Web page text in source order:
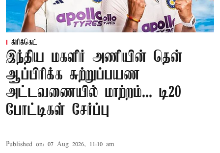
கிரிக்கெட்
இந்திய மகளிர் அணியின் தென்
ஆப்பிரிக்க சுற்றுப்பயண
அட்டவணையில் மாற்றம்... டி20
போட்டிகள் சேர்ப்பு
Published on: 07 Aug 2026, 11:10 am